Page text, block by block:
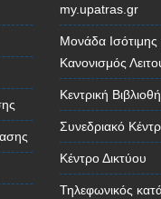
my.upatras.gr
Μονάδα
Κανονισμός
Κεντρική
Συνεδριακό
Κέντρο Δικτύου
Τηλεφωνικός